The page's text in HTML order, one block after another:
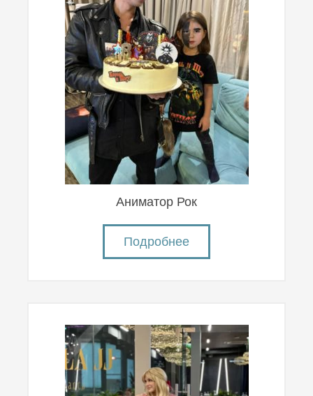
Аниматор Рок
Подробнее